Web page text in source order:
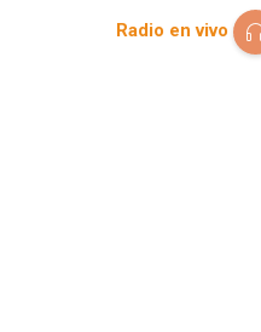
Radio en vivo